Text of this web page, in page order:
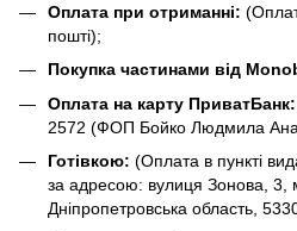
Оплата при отриманні:
пошті);
Покупка частинами від
Оплата на карту ПриватБанк:
2572 (ФОП Бойко Людмила
Готівкою: (Оплата в пункті
за адресою: вулиця Зонова, 3,
Дніпропетровська область,